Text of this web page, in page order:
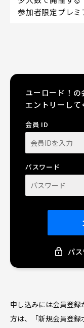
参加者限定プレミ
ユーロード！の
エントリーして
会員 ID
パスワード
パ
申し込みには会員登
方は、
「新規会員登